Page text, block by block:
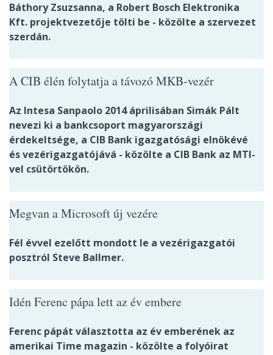
Báthory Zsuzsanna, a Robert Bosch Elektronika
Kft. projektvezetője tölti be - közölte a szervezet
szerdán.
A CIB élén folytatja a távozó MKB-vezér
Az Intesa Sanpaolo 2014 áprilisában Simák Pált
nevezi ki a bankcsoport magyarországi
érdekeltsége, a CIB Bank igazgatósági elnökévé
és vezérigazgatójává - közölte a CIB Bank az MTI-
vel csütörtökön.
Megvan a Microsoft új vezére
Fél évvel ezelőtt mondott le a vezérigazgatói
posztról Steve Ballmer.
Idén Ferenc pápa lett az év embere
Ferenc pápát választotta az év emberének az
amerikai Time magazin - közölte a folyóirat